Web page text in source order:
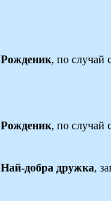
Рожденик, по случай
Рожденик, по случай
Най-добра дружка,